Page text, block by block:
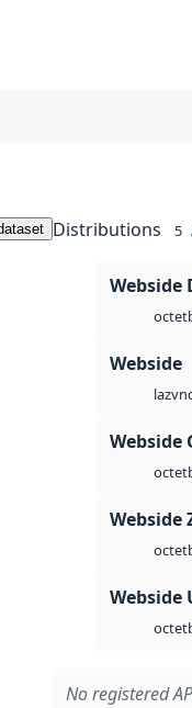
Distributions 5
Webside
octet
Webside
laz
Webside
octet
Webside
octet
Webside
octet
No registered